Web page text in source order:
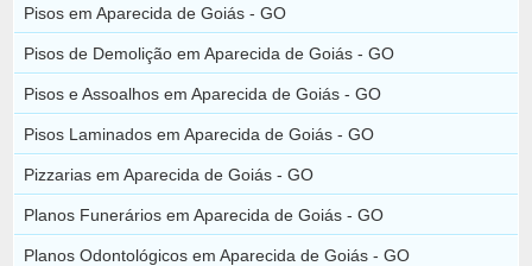
Pisos em Aparecida de Goiás - GO
Pisos de Demolição em Aparecida de Goiás - GO
Pisos e Assoalhos em Aparecida de Goiás - GO
Pisos Laminados em Aparecida de Goiás - GO
Pizzarias em Aparecida de Goiás - GO
Planos Funerários em Aparecida de Goiás - GO
Planos Odontológicos em Aparecida de Goiás - GO